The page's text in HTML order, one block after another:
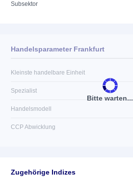
Subsektor
Bitte warten...
Handelsparameter Frankfurt
Kleinste handelbare Einheit
Spezialist
Handelsmodell
CCP Abwicklung
Zugehörige Indizes